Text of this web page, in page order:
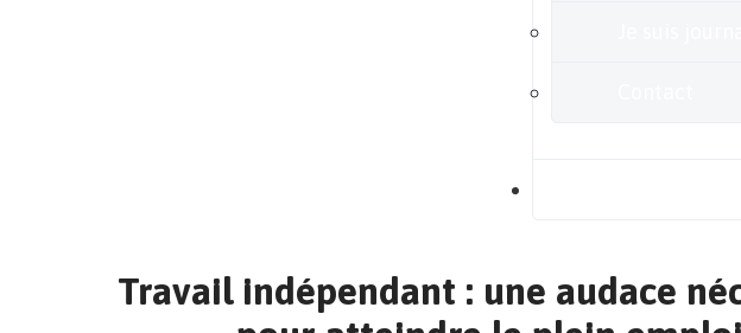
Travail indépendant : une audace